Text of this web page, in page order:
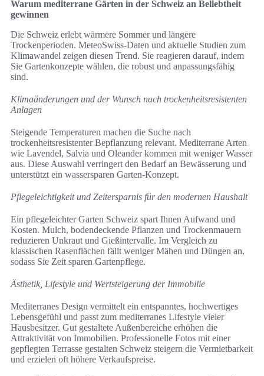
Warum mediterrane Gärten in der Schweiz an Beliebtheit
gewinnen
Die Schweiz erlebt wärmere Sommer und längere
Trockenperioden. MeteoSwiss-Daten und aktuelle Studien zum
Klimawandel zeigen diesen Trend. Sie reagieren darauf, indem
Sie Gartenkonzepte wählen, die robust und anpassungsfähig
sind.
Klimaänderungen und der Wunsch nach trockenheitsresistenten
Anlagen
Steigende Temperaturen machen die Suche nach
trockenheitsresistenter Bepflanzung relevant. Mediterrane Arten
wie Lavendel, Salvia und Oleander kommen mit weniger Wasser
aus. Diese Auswahl verringert den Bedarf an Bewässerung und
unterstützt ein wassersparen Garten-Konzept.
Pflegeleichtigkeit und Zeitersparnis für den modernen Haushalt
Ein pflegeleichter Garten Schweiz spart Ihnen Aufwand und
Kosten. Mulch, bodendeckende Pflanzen und Trockenmauern
reduzieren Unkraut und Gießintervalle. Im Vergleich zu
klassischen Rasenflächen fällt weniger Mähen und Düngen an,
sodass Sie Zeit sparen Gartenpflege.
Ästhetik, Lifestyle und Wertsteigerung der Immobilie
Mediterranes Design vermittelt ein entspanntes, hochwertiges
Lebensgefühl und passt zum mediterranes Lifestyle vieler
Hausbesitzer. Gut gestaltete Außenbereiche erhöhen die
Attraktivität von Immobilien. Professionelle Fotos mit einer
gepflegten Terrasse gestalten Schweiz steigern die Vermietbarkeit
und erzielen oft höhere Verkaufspreise.